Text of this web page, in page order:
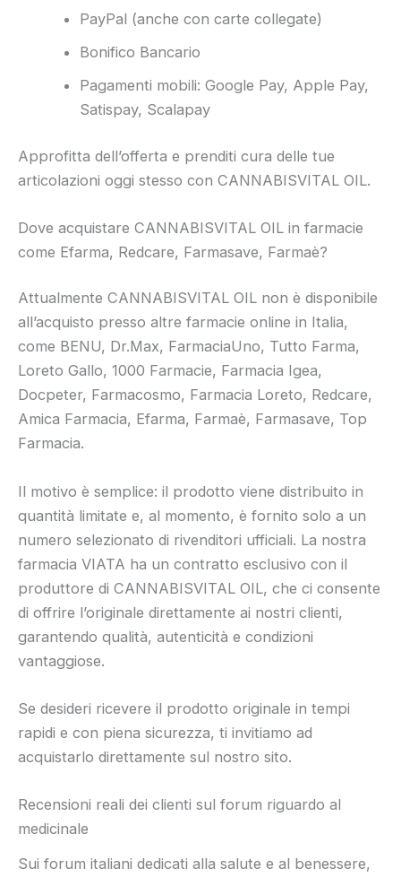
PayPal (anche con carte collegate)
Bonifico Bancario
Pagamenti mobili: Google Pay, Apple Pay,
Satispay, Scalapay
Approfitta dell’offerta e prenditi cura delle tue
articolazioni oggi stesso con CANNABISVITAL OIL.
Dove acquistare CANNABISVITAL OIL in farmacie
come Efarma, Redcare, Farmasave, Farmaè?
Attualmente CANNABISVITAL OIL non è disponibile
all’acquisto presso altre farmacie online in Italia,
come BENU, Dr.Max, FarmaciaUno, Tutto Farma,
Loreto Gallo, 1000 Farmacie, Farmacia Igea,
Docpeter, Farmacosmo, Farmacia Loreto, Redcare,
Amica Farmacia, Efarma, Farmaè, Farmasave, Top
Farmacia.
Il motivo è semplice: il prodotto viene distribuito in
quantità limitate e, al momento, è fornito solo a un
numero selezionato di rivenditori ufficiali. La nostra
farmacia VIATA ha un contratto esclusivo con il
produttore di CANNABISVITAL OIL, che ci consente
di offrire l’originale direttamente ai nostri clienti,
garantendo qualità, autenticità e condizioni
vantaggiose.
Se desideri ricevere il prodotto originale in tempi
rapidi e con piena sicurezza, ti invitiamo ad
acquistarlo direttamente sul nostro sito.
Recensioni reali dei clienti sul forum riguardo al
medicinale
Sui forum italiani dedicati alla salute e al benessere,